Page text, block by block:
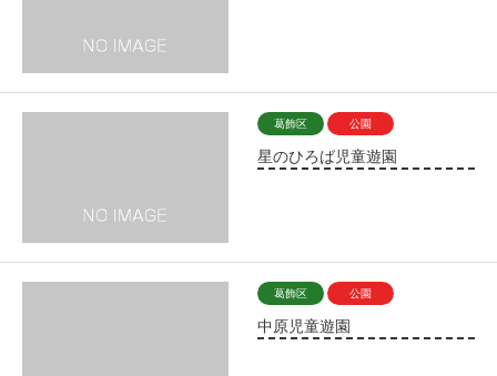
葛飾区 公園
星のひろば児童遊園
葛飾区 公園
中原児童遊園